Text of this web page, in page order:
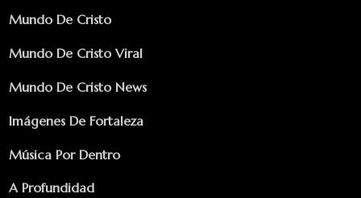
Mundo De Cristo
Mundo De Cristo Viral
Mundo De Cristo News
Imágenes De Fortaleza
Música Por Dentro
A Profundidad